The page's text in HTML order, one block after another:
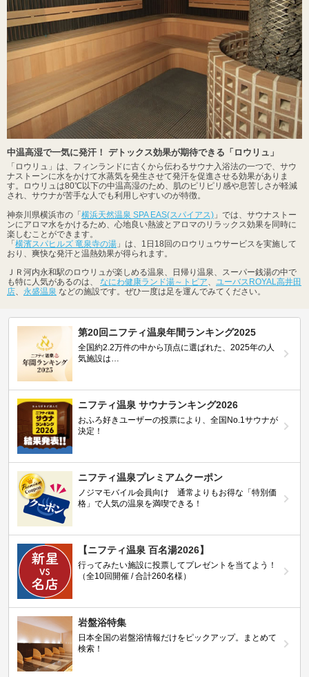
中温高湿で一気に発汗！ デトックス効果が期待できる「ロウリュ」
「ロウリュ」は、フィンランドに古くから伝わるサウナ入浴法の一つで、サウ
ナストーンに水をかけて水蒸気を発生させて発汗を促進させる効果がありま
す。ロウリュは80℃以下の中温高湿のため、肌のピリピリ感や息苦しさが軽減
され、サウナが苦手な人でも利用しやすいのが特徴。
神奈川県横浜市の「 横浜天然温泉 SPA EAS(スパイアス) 」では、サウナストー
ンにアロマ水をかけるため、心地良い熱波とアロマのリラックス効果を同時に
楽しむことができます。
「 横濱スパヒルズ 竜泉寺の湯 」は、1日18回のロウリュウサービスを実施して
おり、爽快な発汗と温熱効果が得られます。
ＪＲ河内永和駅のロウリュが楽しめる温泉、日帰り温泉、スーパー銭湯の中で
も特に人気があるのは、 なにわ健康ランド湯～トピア、 ユーバスROYAL高井田
店、 永盛温泉 などの施設です。ぜひ一度は足を運んでみてください。
第20回ニフティ温泉年間ランキング2025
全国約2.2万件の中から頂点に選ばれた、2025年の人
気施設は…
ニフティ温泉 サウナランキング2026
おふろ好きユーザーの投票により、全国No.1サウナが
決定！
ニフティ温泉プレミアムクーポン
ノジマモバイル会員向け 通常よりもお得な「特別価
格」で人気の温泉を満喫できる！
【ニフティ温泉 百名湯2026】
行ってみたい施設に投票してプレゼントを当てよう！
（全10回開催 / 合計260名様）
岩盤浴特集
日本全国の岩盤浴情報だけをピックアップ。まとめて
検索！